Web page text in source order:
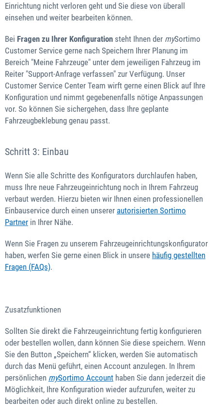
Einrichtung nicht verloren geht und Sie diese von überall
einsehen und weiter bearbeiten können.
Bei Fragen zu Ihrer Konfiguration steht Ihnen der mySortimo
Customer Service gerne nach Speichern Ihrer Planung im
Bereich "Meine Fahrzeuge" unter dem jeweiligen Fahrzeug im
Reiter "Support-Anfrage verfassen" zur Verfügung. Unser
Customer Service Center Team wirft gerne einen Blick auf Ihre
Konfiguration und nimmt gegebenenfalls nötige Anpassungen
vor. So können Sie sichergehen, dass Ihre geplante
Fahrzeugbeklebung genau passt.
Schritt 3: Einbau
Wenn Sie alle Schritte des Konfigurators durchlaufen haben,
muss Ihre neue Fahrzeugeinrichtung noch in Ihrem Fahrzeug
verbaut werden. Hierzu bieten wir Ihnen einen professionellen
Einbauservice durch einen unserer autorisierten Sortimo
Partner in Ihrer Nähe.
Wenn Sie Fragen zu unserem Fahrzeugeinrichtungskonfigurator
haben, werfen Sie gerne einen Blick in unsere häufig gestellten
Fragen (FAQs).
Zusatzfunktionen
Sollten Sie direkt die Fahrzeugeinrichtung fertig konfigurieren
oder bestellen wollen, dann können Sie diese speichern. Wenn
Sie den Button „Speichern“ klicken, werden Sie automatisch
durch das Menü geführt, einen Account anzulegen. In Ihrem
persönlichen mySortimo Account haben Sie dann jederzeit die
Möglichkeit, Ihre Konfiguration wieder aufzurufen, weiter zu
bearbeiten oder auch direkt online zu bestellen.